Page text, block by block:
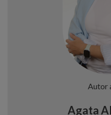
Autor
Agata